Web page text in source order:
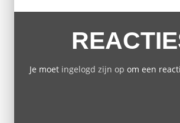
Je moet ingelogd zijn op om een